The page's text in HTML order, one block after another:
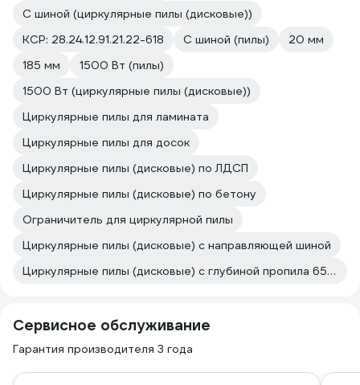
Закрепите параллельную
направляющую (23) с помощью винта
направляющей (6) (рис. B). Стр. 24.
С шиной (циркулярные пилы (дисковые))
КСР: 28.24.12.91.21.22-618
С шиной (пилы)
20 мм
185 мм
1500 Вт (пилы)
1500 Вт (циркулярные пилы (дисковые))
Циркулярные пилы для ламината
Циркулярные пилы для досок
Циркулярные пилы (дисковые) по ЛДСП
Циркулярные пилы (дисковые) по бетону
Ограничитель для циркулярной пилы
Циркулярные пилы (дисковые) с направляющей шиной
Циркулярные пилы (дисковые) с глубиной пропила 65 мм
Сервисное обслуживание
Гарантия производителя 3 года